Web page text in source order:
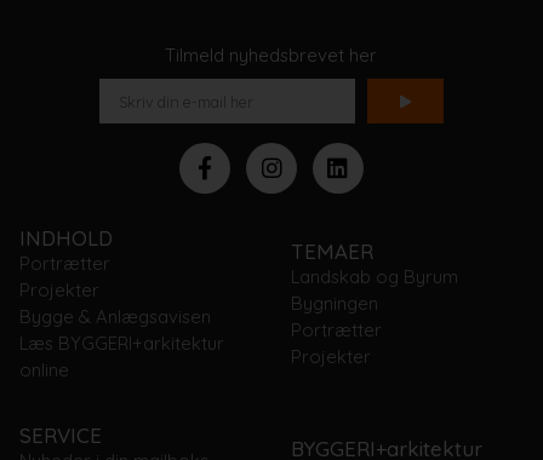
Tilmeld nyhedsbrevet her
INDHOLD
Portrætter
Projekter
Bygge & Anlægsavisen
Læs BYGGERI+arkitektur
online
TEMAER
Landskab og Byrum
Bygningen
Portrætter
Projekter
SERVICE
BYGGERI+arkitektur